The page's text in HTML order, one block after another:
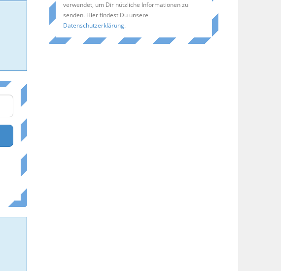
verwendet, um Dir nützliche Informationen zu
senden. Hier findest Du unsere
Datenschutzerklärung.